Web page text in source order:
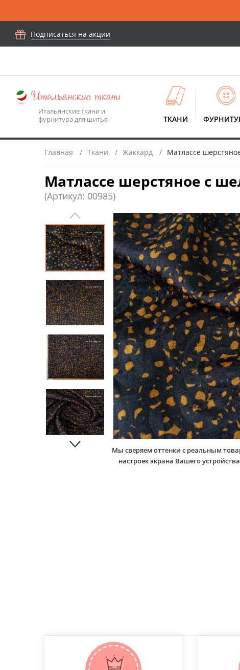
Подписаться на акции
Итальянские ткани и
фурнитура для шитья
ТКАНИ
Главная Ткани Жаккард Матлассе
Матлассе шерстяное с
(Артикул: 00985)
Мы сверяем оттенки с реальным
настроек экрана Вашего